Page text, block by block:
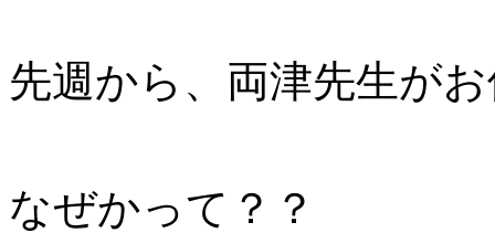
先週から、両津先生が
なぜかって？？